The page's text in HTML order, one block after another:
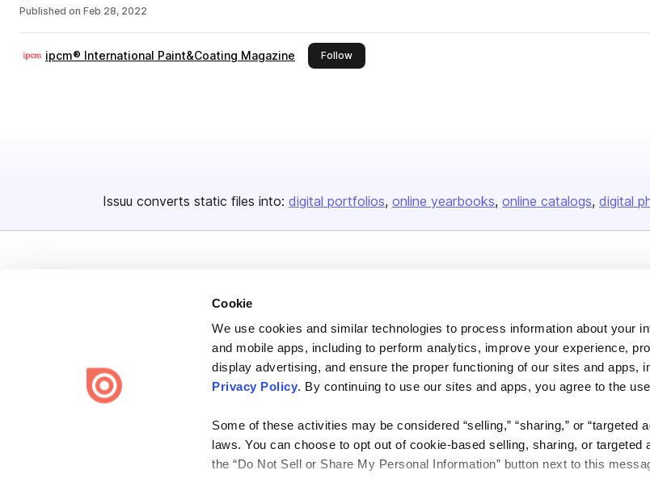
Cookie
We use cookies and similar technologies to process information about your
and mobile apps, including to perform analytics, improve your experience,
display advertising, and ensure the proper functioning of our sites and apps,
Privacy Policy. By continuing to use our sites and apps, you agree to the
Some of these activities may be considered “selling,” “sharing,” or “targeted
laws. You can choose to opt out of cookie-based selling, sharing, or targeted
the “Do Not Sell or Share My Personal Information” button next to this
Published on Feb 28, 2022
ipcm® International Paint&Coating Magazine Followthis publisher
Issuu converts static files into: digital portfolios online yearbooks online catalogs digital
Create once, share everywhere.
Issuu turns PDFs and other files into interactive flipbooks and
engaging content for every channel.
Careers
Plans & Pricing
Press